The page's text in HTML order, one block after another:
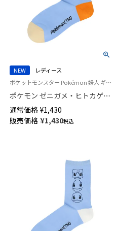
NEW
レディース
ポケットモンスター Pokémon 婦人 ギフト プレゼント 無料ラッピング
ポケモン ゼニガメ・ヒトカゲ・
フシギダネ プリント クルー丈
カジュアル ソックス レディー
ス 03307022
通常価格 ¥1,430
販売価格 ¥1,430税込